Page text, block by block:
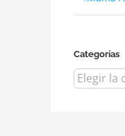
Categorías
Categorías